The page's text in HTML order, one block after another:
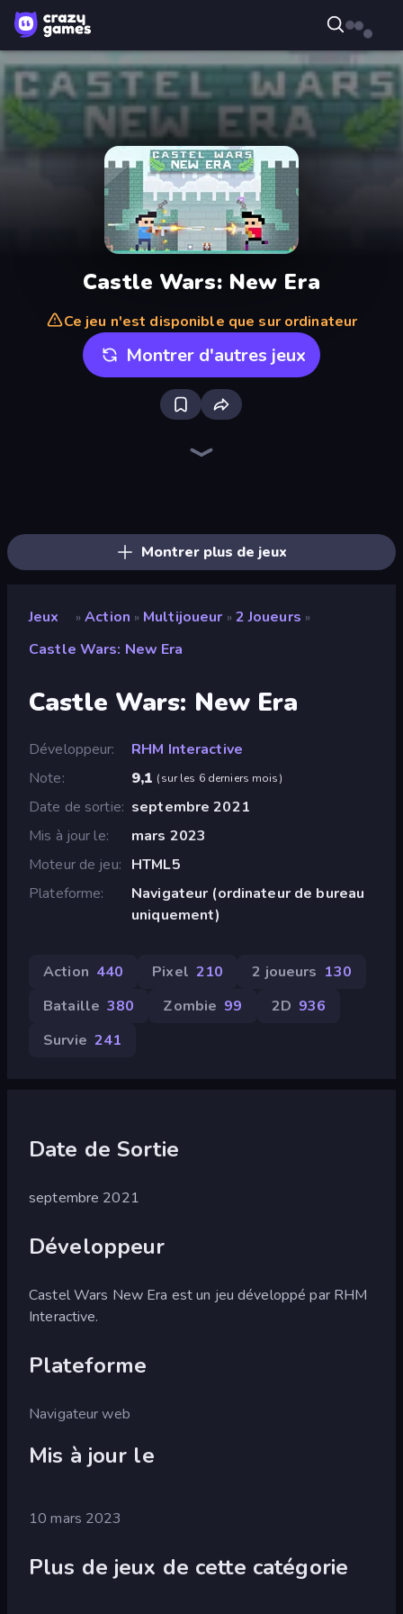
Castle Wars: New Era
Ce jeu n'est disponible que sur ordinateur
Montrer d'autres jeux
Montrer plus de jeux
Jeux » Action » Multijoueur » 2 Joueurs »
Castle Wars: New Era
Castle Wars: New Era
Développeur
RHM Interactive
Note
9,1 (sur les 6 derniers mois)
Date de sortie septembre 2021
Mis à jour le
mars 2023
Moteur de jeu
HTML5
Plateforme
Navigateur (ordinateur de bureau
uniquement)
Action 440 Pixel 210 2 joueurs 130
Bataille 380 Zombie 99 2D 936
Survie 241
Date de Sortie
septembre 2021
Développeur
Castel Wars New Era est un jeu développé par RHM
Interactive.
Plateforme
Navigateur web
Mis à jour le
10 mars 2023
Plus de jeux de cette catégorie